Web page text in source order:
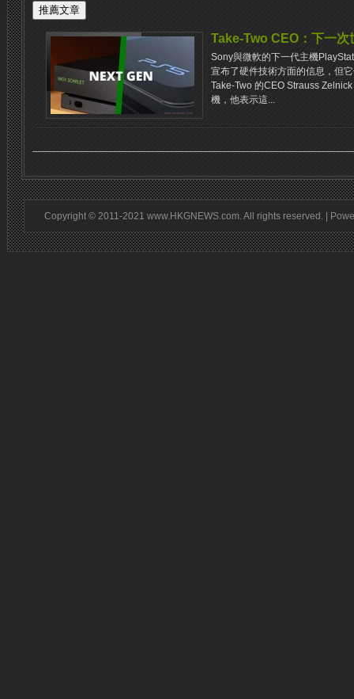
Take-Two CEO：下一
Sony與微軟的下一代主機
宣布了硬件技術方面的信息，但
Take-Two 的CEO Strauss
機，他表示這...
Copyright © 2011-2021 www.HKGNEWS.com. All rights reserved. |